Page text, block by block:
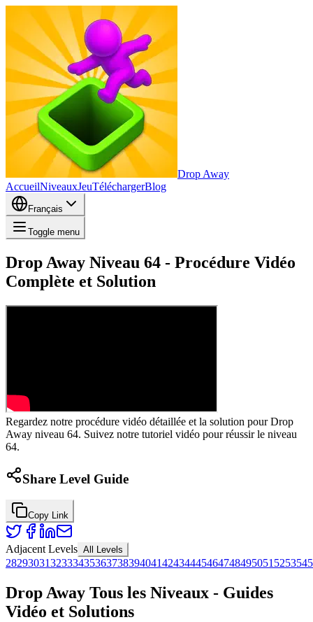
Drop Away
AccueilNiveauxJeuTéléchargerBlog
Français
Toggle menu
Drop Away Niveau 64 - Procédure Vidéo
Complète et Solution
Regardez notre procédure vidéo détaillée et la solution pour Drop
Away niveau 64. Suivez notre tutoriel vidéo pour réussir le niveau
64.
Share Level Guide
Copy Link
Adjacent Levels All Levels
282930313233343536373839404142434445464748495051 525354
Drop Away Tous les Niveaux - Guides
Vidéo et Solutions